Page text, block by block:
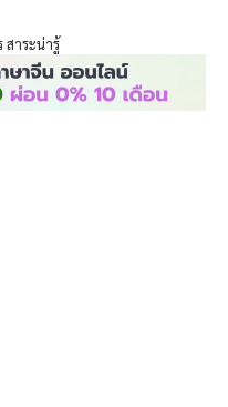
สาระน่ารู้